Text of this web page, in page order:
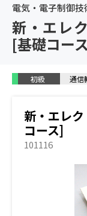
分回路 / 放
ルタ回路 /
回路 / ラダ
ンバータ /
変換回路 / F/
エレクトロ
ンサ / 温度
サ / 電力・
5. パワーデバ
エレクトロ
タ / バイポ
タの可変速
電気・電子制御技
新・エレ
[基礎コー
初級 通信
新・エレ
コース]
101116